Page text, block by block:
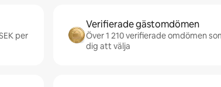
per
Verifierade gästomdömen
Över 1 210 verifierade omdömen
dig att välja